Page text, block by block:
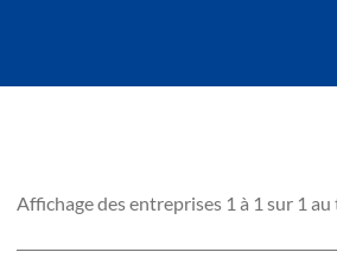
Affichage des entreprises 1 à 1 sur 1